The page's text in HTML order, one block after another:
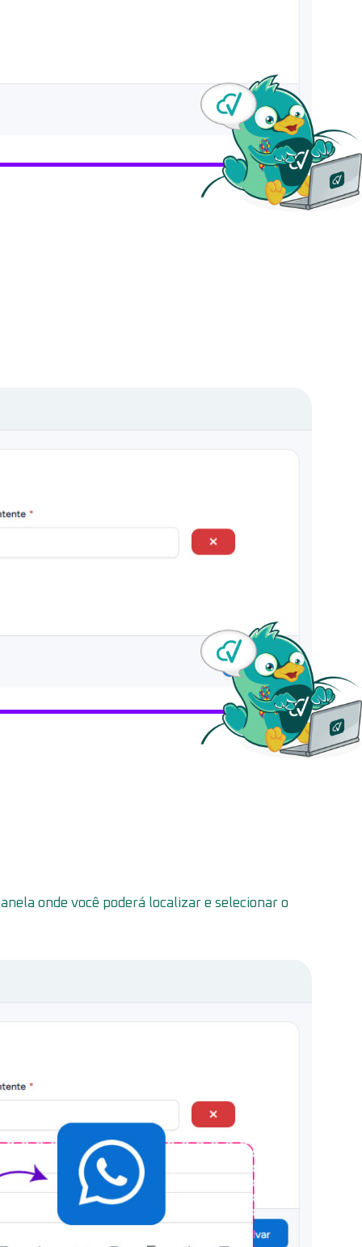
onde você poderá localizar e selecionar o